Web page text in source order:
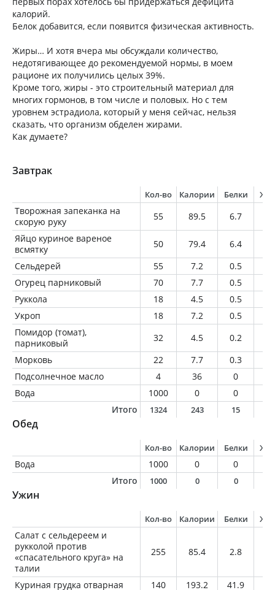
калорий.
Белок добавится, если появится физическая активность.
Жиры… И хотя вчера мы обсуждали количество,
недотягивающее до рекомендуемой нормы, в моем
рационе их получились целых 39%.
Кроме того, жиры - это строительный материал для
многих гормонов, в том числе и половых. Но с тем
уровнем эстрадиола, который у меня сейчас, нельзя
сказать, что организм обделен жирами.
Как думаете?
Завтрак
Кол-во Калории Белки
Творожная запеканка на
скорую руку
55 89.5 6.7
Яйцо куриное вареное
всмятку
50 79.4 6.4
Сельдерей
55 7.2 0.5
Огурец парниковый
70 7.7 0.5
Руккола
18 4.5 0.5
Укроп
18 7.2 0.5
Помидор (томат),
парниковый
32 4.5 0.2
Морковь
22 7.7 0.3
Подсолнечное масло
4 36 0
Вода
1000 0 0
Итого
1324 243 15
Обед
Кол-во Калории Белки
Вода 1000 0 0
Итого
1000 0 0
Ужин
Кол-во Калории Белки
Салат с сельдереем и
рукколой против
«спасательного круга» на
талии
255 85.4 2.8
Куриная грудка отварная 140 193.2 41.9